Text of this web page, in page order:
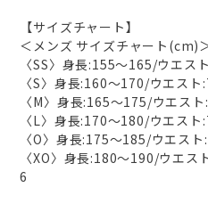
【サイズチャート】
＜メンズ サイズチャート(cm)
〈SS〉身長:155～165/ウエス
〈S〉身長:160～170/ウエス
〈M〉身長:165～175/ウエス
〈L〉身長:170～180/ウエス
〈O〉身長:175～185/ウエス
〈XO〉身長:180～190/ウエ
6